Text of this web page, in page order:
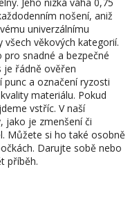
nošení, aniž
univerzálnímu
věkových kategorií.
snadné a bezpečné
je řádně ověřen
a označení ryzosti
materiálu. Pokud
vstříc. V naší
jako je zmenšení či
Můžete si ho také osobně
Darujte sobě nebo
příběh.